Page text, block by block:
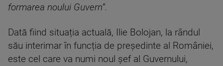
formarea noului Guvern”.
Dată fiind situația actuală, Ilie Bolojan, la rândul
său interimar în funcția de președinte al României,
este cel care va numi noul șef al Guvernului,